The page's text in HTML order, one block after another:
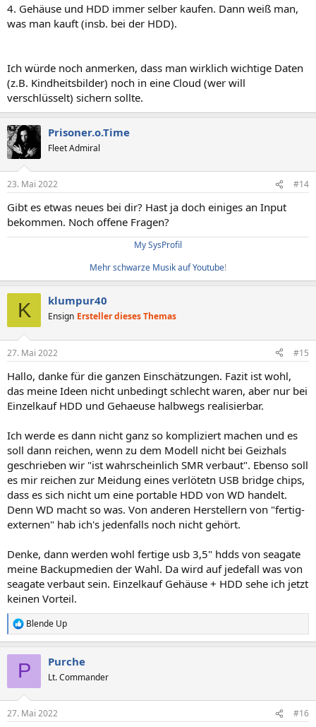
4. Gehäuse und HDD immer selber kaufen. Dann weiß man,
was man kauft (insb. bei der HDD).
Ich würde noch anmerken, dass man wirklich wichtige Daten
(z.B. Kindheitsbilder) noch in eine Cloud (wer will
verschlüsselt) sichern sollte.
Prisoner.o.Time
Fleet Admiral
23. Mai 2022 #14
Gibt es etwas neues bei dir? Hast ja doch einiges an Input
bekommen. Noch offene Fragen?
My SysProfil
Mehr schwarze Musik auf Youtube!​
K klumpur40
Ensign Ersteller dieses Themas
27. Mai 2022 #15
Hallo, danke für die ganzen Einschätzungen. Fazit ist wohl,
das meine Ideen nicht unbedingt schlecht waren, aber nur bei
Einzelkauf HDD und Gehaeuse halbwegs realisierbar.
Ich werde es dann nicht ganz so kompliziert machen und es
soll dann reichen, wenn zu dem Modell nicht bei Geizhals
geschrieben wir "ist wahrscheinlich SMR verbaut". Ebenso soll
es mir reichen zur Meidung eines verlötetn USB bridge chips,
dass es sich nicht um eine portable HDD von WD handelt.
Denn WD macht so was. Von anderen Herstellern von "fertig-
externen" hab ich's jedenfalls noch nicht gehört.
Denke, dann werden wohl fertige usb 3,5" hdds von seagate
meine Backupmedien der Wahl. Da wird auf jedefall was von
seagate verbaut sein. Einzelkauf Gehäuse + HDD sehe ich jetzt
keinen Vorteil.
R
e
e
Blende Up
P Purche
Lt. Commander
27. Mai 2022 #16